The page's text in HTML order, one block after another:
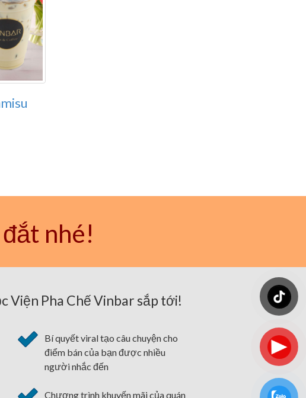
nhé!
Viện Pha Chế Vinbar sắp tới!
Bí quyết viral tạo câu chuyện cho
điểm bán của bạn được nhiều
người nhắc đến
Chương trình khuyến mãi của quán